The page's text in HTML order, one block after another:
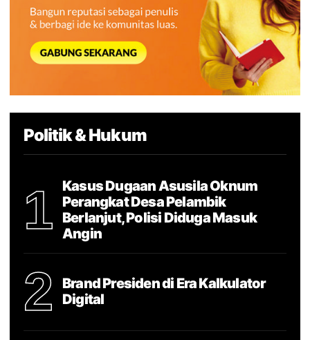
Politik & Hukum
1
Kasus Dugaan Asusila Oknum
Perangkat Desa Pelambik
Berlanjut, Polisi Diduga Masuk
Angin
2
Brand Presiden di Era Kalkulator
Digital